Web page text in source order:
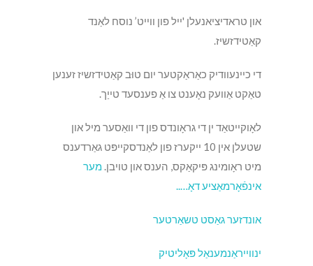
און טראדיציאנעלן 'ייל פון ווייט’ נוסח לאַנד
קאַטידזשיז.
די כיינעוודיק כאַראַקטער יום טוּב קאַטידזשיז זענען
טאַקט אַוועק נאָענט צו אַ פענסעד טייַך.
לאָוקייטאַד ין די גראָונדס פון די וואַסער מיל און
שטעלן אין 10 ייקערז פון לאַנדסקייפּט גאַרדענס
מיט ראָומינג פּיקאַקס, הענס און טויבן. מער
אינפֿאָרמאַציע דאָ…..
אונדזער גאַסט טשאַרטער
ינווייראַנמענאַל פּאָליטיק